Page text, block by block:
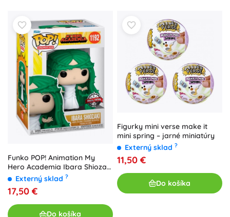
Funko POP! Animation My
Hero Academia Ibara Shiozaki
#1192 - 1 kus
Externý sklad ?
17,50 €
Do košíka
Figurky mini verse make it
mini spring – jarné miniatúry
Externý sklad ?
11,50 €
Do košíka